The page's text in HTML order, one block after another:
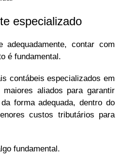
especializado
adequadamente, contar com
é fundamental.
contábeis especializados em
aliados para garantir
forma adequada, dentro do
custos tributários para
fundamental.